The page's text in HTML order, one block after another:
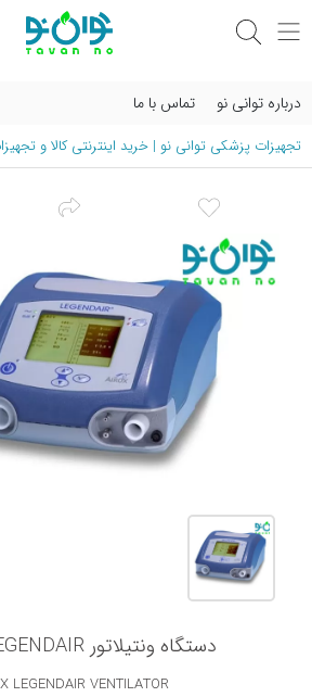
درباره توانی نو تماس با ما
تجهیزات پزشکی توانی نو | خرید اینترنتی کالا و
دستگاه ونتیلاتور AIROX LEGENDAIR
LEGENDAIR VENTILATOR